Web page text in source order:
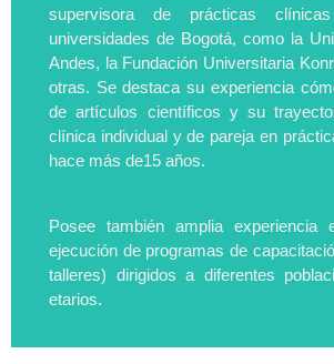
supervisora de prácticas
universidades de Bogotá, como la
Andes, la Fundación Universitaria
otras. Se destaca su experiencia
de artículos científicos y su
clínica individual y de pareja en
hace más de15 años.
Posee también amplia
ejecución de programas de
talleres) dirigidos a diferentes
etarios.